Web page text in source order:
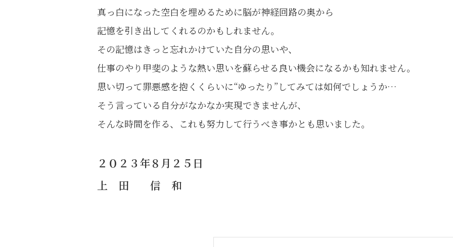
真っ白になった空白を埋めるために脳が神経回路の奥から
記憶を引き出してくれるのかもしれません。
その記憶はきっと忘れかけていた自分の思いや、
仕事のやり甲斐のような熱い思いを蘇らせる良い機会になるかも知れません。
思い切って罪悪感を抱くくらいに“ゆったり”してみては如何でしょうか…
そう言っている自分がなかなか実現できませんが、
そんな時間を作る、これも努力して行うべき事かとも思いました。
２０２３年８月２５日
上 田 信 和